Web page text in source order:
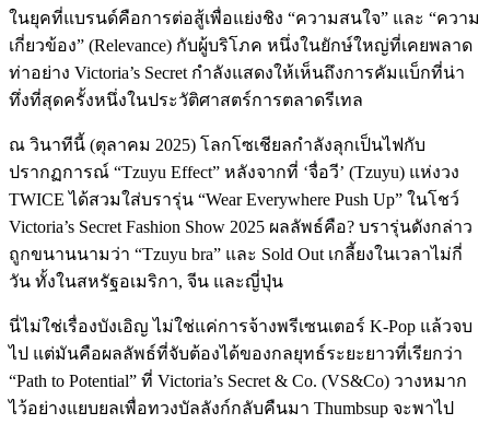
ในยุคที่แบรนด์คือการต่อสู้เพื่อแย่งชิง “ความสนใจ” และ “ความ
เกี่ยวข้อง” (Relevance) กับผู้บริโภค หนึ่งในยักษ์ใหญ่ที่เคยพลาด
ท่าอย่าง Victoria’s Secret กำลังแสดงให้เห็นถึงการคัมแบ็กที่น่า
ทึ่งที่สุดครั้งหนึ่งในประวัติศาสตร์การตลาดรีเทล
ณ วินาทีนี้ (ตุลาคม 2025) โลกโซเชียลกำลังลุกเป็นไฟกับ
ปรากฏการณ์ “Tzuyu Effect” หลังจากที่ ‘จื่อวี’ (Tzuyu) แห่งวง
TWICE ได้สวมใส่บรารุ่น “Wear Everywhere Push Up” ในโชว์
Victoria’s Secret Fashion Show 2025 ผลลัพธ์คือ? บรารุ่นดังกล่าว
ถูกขนานนามว่า “Tzuyu bra” และ Sold Out เกลี้ยงในเวลาไม่กี่
วัน ทั้งในสหรัฐอเมริกา, จีน และญี่ปุ่น
นี่ไม่ใช่เรื่องบังเอิญ ไม่ใช่แค่การจ้างพรีเซนเตอร์ K-Pop แล้วจบ
ไป แต่มันคือผลลัพธ์ที่จับต้องได้ของกลยุทธ์ระยะยาวที่เรียกว่า
“Path to Potential” ที่ Victoria’s Secret & Co. (VS&Co) วางหมาก
ไว้อย่างแยบยลเพื่อทวงบัลลังก์กลับคืนมา Thumbsup จะพาไป